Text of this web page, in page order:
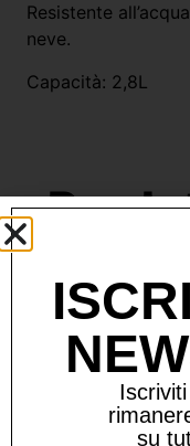
Resistente
neve.
Capacità: 2,8L
su